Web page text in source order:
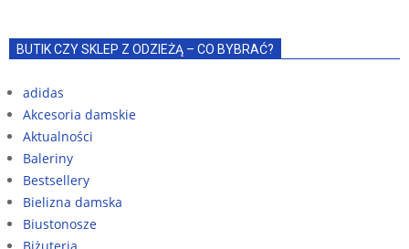
BUTIK CZY SKLEP Z ODZIEŻĄ – CO BYBRAĆ?
adidas
Akcesoria damskie
Aktualności
Baleriny
Bestsellery
Bielizna damska
Biustonosze